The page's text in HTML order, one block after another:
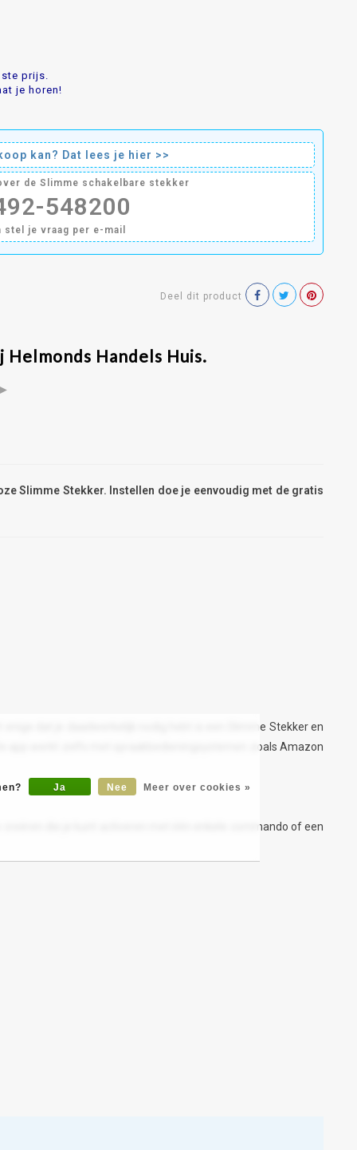
prijs.
je horen!
kan? Dat lees je hier >>
de Slimme schakelbare stekker
548200
stel je vraag per e-mail
Deel dit product
Handels Huis.
Slimme Stekker. Instellen doe je eenvoudig met de gratis
dat je daadwerkelijk nodig hebt is een Slimme Stekker en
app werkt zelfs met spraakbedieningsystemen zoals Amazon
die je kunt activeren met één enkele commando of een
Ja Nee Meer over cookies »